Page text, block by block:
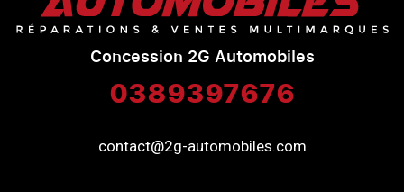
Concession 2G Automobiles
0389397676
contact@2g-automobiles.com